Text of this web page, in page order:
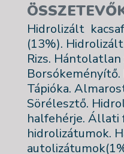
Hidrolizált
(13%).
Rizs. Hántolatlan
Borsókeményítő.
Tápióka.
Sörélesztő.
halfehérje. Állati
hidrolizátumok.